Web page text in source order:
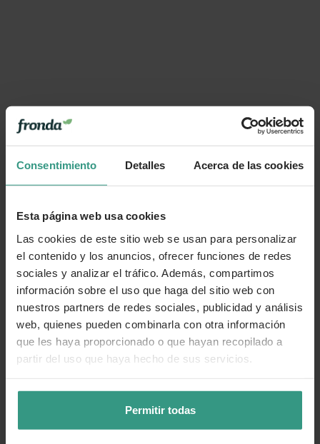
Consentimiento Detalles Acerca de las cookies
Esta página web usa cookies
Las cookies de este sitio web se usan para personalizar
el contenido y los anuncios, ofrecer funciones de redes
sociales y analizar el tráfico. Además, compartimos
información sobre el uso que haga del sitio web con
nuestros partners de redes sociales, publicidad y análisis
web, quienes pueden combinarla con otra información
que les haya proporcionado o que hayan recopilado a
partir del uso que haya hecho de sus servicios.
Permitir todas